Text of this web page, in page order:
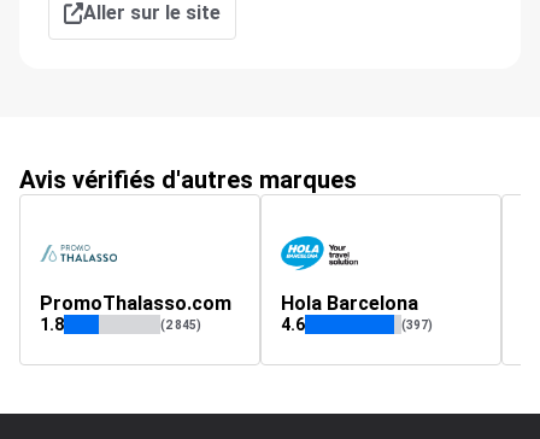
Aller sur le site
Avis vérifiés d'autres marques
PromoThalasso.com
1.8 (2 845)
Hola Barcelona
4.6 (397)